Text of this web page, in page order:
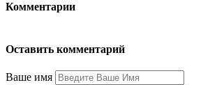
Комментарии
Оставить комментарий
Ваше имя